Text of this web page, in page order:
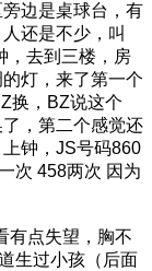
边是桌球台，有
还是不少，叫
，去到三楼，房
灯，来了第一个
换，BZ说这个
，第二个感觉还
钟，JS号码860
次 458两次 因为
有点失望，胸不
生过小孩（后面